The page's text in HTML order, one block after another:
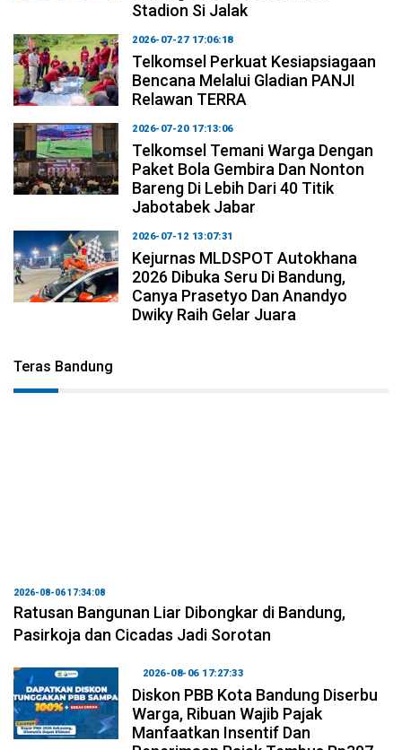
Stadion Si Jalak
2026-07-27 17:06:18
Telkomsel Perkuat Kesiapsiagaan
Bencana Melalui Gladian PANJI
Relawan TERRA
2026-07-20 17:13:06
Telkomsel Temani Warga Dengan
Paket Bola Gembira Dan Nonton
Bareng Di Lebih Dari 40 Titik
Jabotabek Jabar
2026-07-12 13:07:31
Kejurnas MLDSPOT Autokhana
2026 Dibuka Seru Di Bandung,
Canya Prasetyo Dan Anandyo
Dwiky Raih Gelar Juara
Teras Bandung
2026-08-06 17:34:08
Ratusan Bangunan Liar Dibongkar di Bandung,
Pasirkoja dan Cicadas Jadi Sorotan
2026-08-06 17:27:33
Diskon PBB Kota Bandung Diserbu
Warga, Ribuan Wajib Pajak
Manfaatkan Insentif Dan